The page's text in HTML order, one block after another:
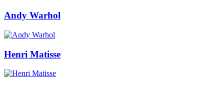
Andy Warhol
Henri Matisse